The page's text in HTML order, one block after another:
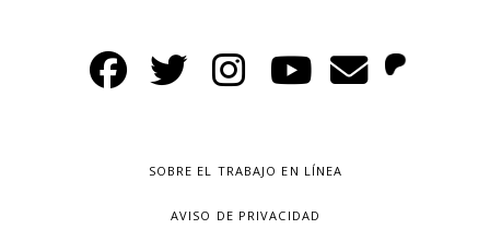
SOBRE EL TRABAJO EN LÍNEA
AVISO DE PRIVACIDAD